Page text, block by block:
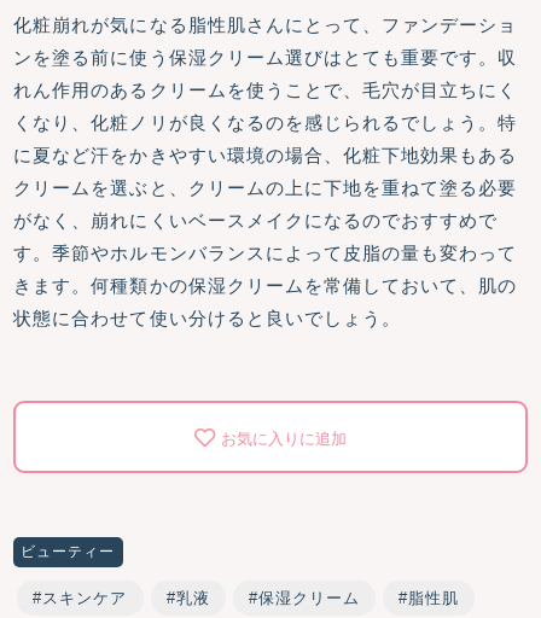
化粧崩れが気になる脂性肌さんにとって、ファンデーショ
ンを塗る前に使う保湿クリーム選びはとても重要です。収
れん作用のあるクリームを使うことで、毛穴が目立ちにく
くなり、化粧ノリが良くなるのを感じられるでしょう。特
に夏など汗をかきやすい環境の場合、化粧下地効果もある
クリームを選ぶと、クリームの上に下地を重ねて塗る必要
がなく、崩れにくいベースメイクになるのでおすすめで
す。季節やホルモンバランスによって皮脂の量も変わって
きます。何種類かの保湿クリームを常備しておいて、肌の
状態に合わせて使い分けると良いでしょう。
お気に入りに追加
ビューティー
スキンケア 乳液 保湿クリーム 脂性肌